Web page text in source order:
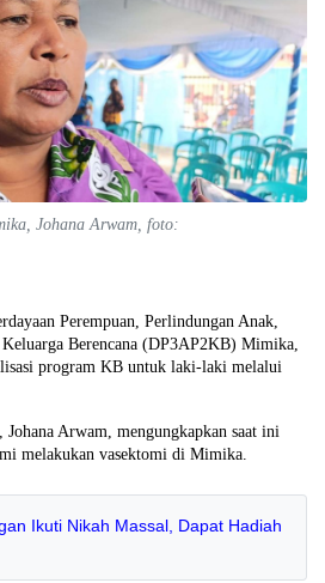
Johana Arwam, foto:
Perempuan, Perlindungan Anak,
Berencana (DP3AP2KB) Mimika,
program KB untuk laki-laki melalui
Arwam, mengungkapkan saat ini
melakukan vasektomi di Mimika.
Ikuti Nikah Massal, Dapat Hadiah